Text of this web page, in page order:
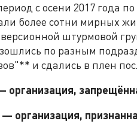
с осени 2017 года
более сотни мирных
штурмовой
по разным
и сдались в плен
организация,
организация,